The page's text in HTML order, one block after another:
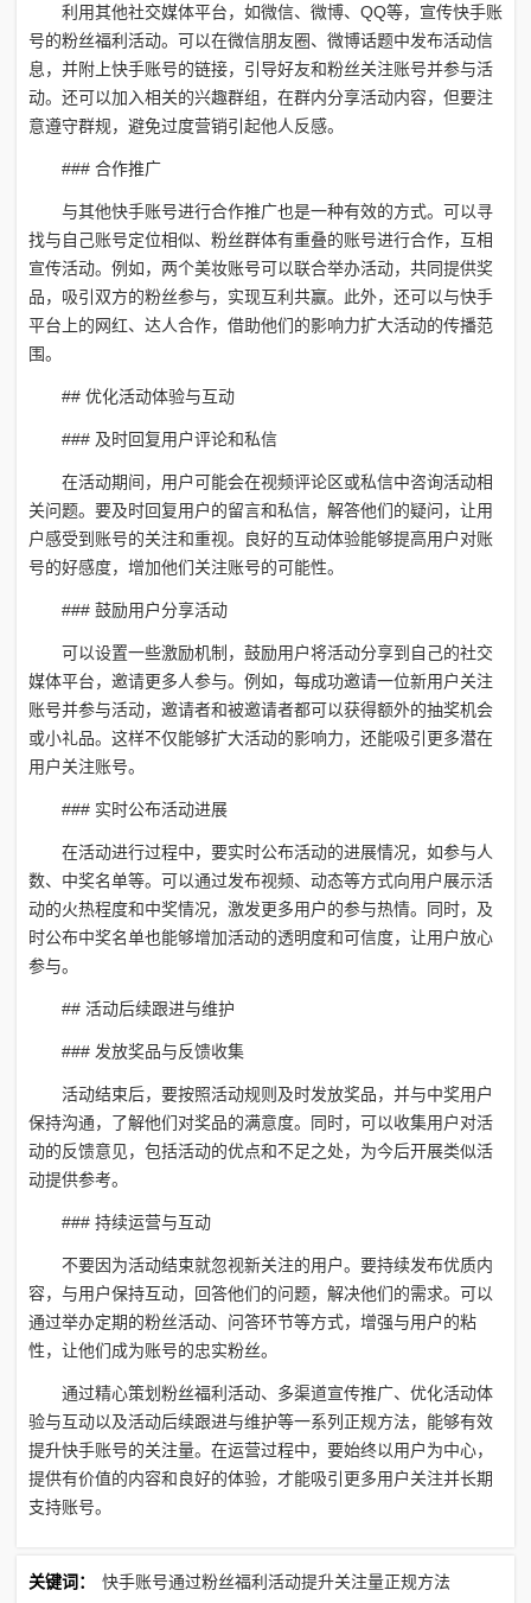
利用其他社交媒体平台，如微信、微博、QQ等，宣传快手账
号的粉丝福利活动。可以在微信朋友圈、微博话题中发布活动信
息，并附上快手账号的链接，引导好友和粉丝关注账号并参与活
动。还可以加入相关的兴趣群组，在群内分享活动内容，但要注
意遵守群规，避免过度营销引起他人反感。
### 合作推广
与其他快手账号进行合作推广也是一种有效的方式。可以寻
找与自己账号定位相似、粉丝群体有重叠的账号进行合作，互相
宣传活动。例如，两个美妆账号可以联合举办活动，共同提供奖
品，吸引双方的粉丝参与，实现互利共赢。此外，还可以与快手
平台上的网红、达人合作，借助他们的影响力扩大活动的传播范
围。
## 优化活动体验与互动
### 及时回复用户评论和私信
在活动期间，用户可能会在视频评论区或私信中咨询活动相
关问题。要及时回复用户的留言和私信，解答他们的疑问，让用
户感受到账号的关注和重视。良好的互动体验能够提高用户对账
号的好感度，增加他们关注账号的可能性。
### 鼓励用户分享活动
可以设置一些激励机制，鼓励用户将活动分享到自己的社交
媒体平台，邀请更多人参与。例如，每成功邀请一位新用户关注
账号并参与活动，邀请者和被邀请者都可以获得额外的抽奖机会
或小礼品。这样不仅能够扩大活动的影响力，还能吸引更多潜在
用户关注账号。
### 实时公布活动进展
在活动进行过程中，要实时公布活动的进展情况，如参与人
数、中奖名单等。可以通过发布视频、动态等方式向用户展示活
动的火热程度和中奖情况，激发更多用户的参与热情。同时，及
时公布中奖名单也能够增加活动的透明度和可信度，让用户放心
参与。
## 活动后续跟进与维护
### 发放奖品与反馈收集
活动结束后，要按照活动规则及时发放奖品，并与中奖用户
保持沟通，了解他们对奖品的满意度。同时，可以收集用户对活
动的反馈意见，包括活动的优点和不足之处，为今后开展类似活
动提供参考。
### 持续运营与互动
不要因为活动结束就忽视新关注的用户。要持续发布优质内
容，与用户保持互动，回答他们的问题，解决他们的需求。可以
通过举办定期的粉丝活动、问答环节等方式，增强与用户的粘
性，让他们成为账号的忠实粉丝。
通过精心策划粉丝福利活动、多渠道宣传推广、优化活动体
验与互动以及活动后续跟进与维护等一系列正规方法，能够有效
提升快手账号的关注量。在运营过程中，要始终以用户为中心，
提供有价值的内容和良好的体验，才能吸引更多用户关注并长期
支持账号。
关键词： 快手账号通过粉丝福利活动提升关注量正规方法